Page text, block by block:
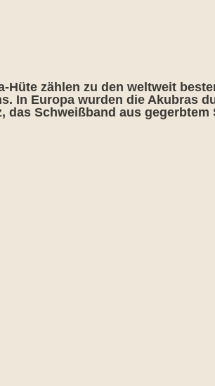
zählen zu den weltweit
In Europa wurden die Akubras
Schweißband aus gegerbtem